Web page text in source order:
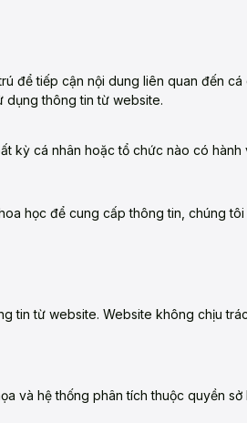
để tiếp cận nội dung liên quan đến cá
dụng thông tin từ website.
kỳ cá nhân hoặc tổ chức nào có hành
học để cung cấp thông tin, chúng
tin từ website. Website không chịu
và hệ thống phân tích thuộc quyền